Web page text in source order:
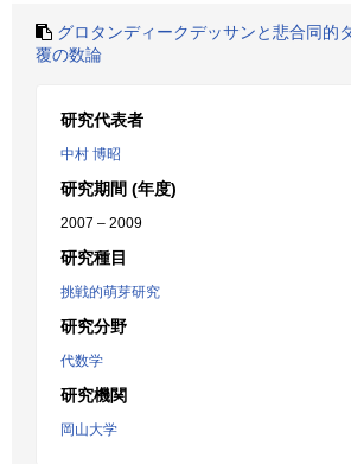
グロタンディークデッサンと悲合同的
覆の数論
研究代表者
中村 博昭
研究期間 (年度)
2007 – 2009
研究種目
挑戦的萌芽研究
研究分野
代数学
研究機関
岡山大学